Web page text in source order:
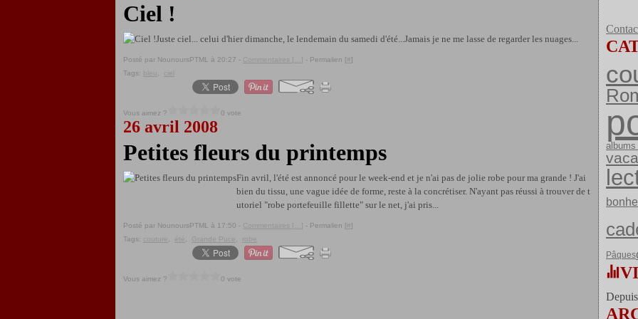
Ciel !
Juste ciel... celui d'hier dimanche, le lendemain du samedi d'été...Jamais je ne me lasse de regarder les nuages...
Posté par NounoursPTML à 20:27 - Commentaires [ ] - Permalien [#]
Tags:
bleu ciel
Vous aimez ? 0 vote
26 avril 2008
Petites fleurs du printemps
Fin avril, l'été est annoncé pour le week-end et je n'ai pas de jolie robe pour ma grande ! J'ai
bien du tissu, une vague idée de forme, reste à la concrétiser. N'ayant pas réussi à trouver de t
utoriel "robe portefeuille fillette" sur le net, j'ai pris...
Posté par NounoursPTML à 17:50 - Commentaires [ ] - Permalien [#]
Tags:
couture été Grande Puce robe
Vous aimez ? 0 vote
albums
Pâques